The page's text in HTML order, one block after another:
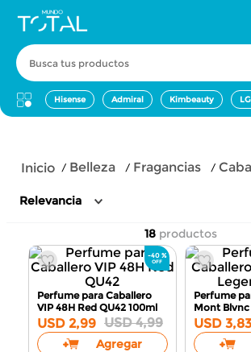
Busca tus productos
Hisense Admiral Kimbeauty LG
belleza fragancias
Relevancia
18 productos
-40 %
Perfume para Caballero
VIP 48H Red QU42 100ml
USD 2,99 USD 4,99
Agregar
Perfume
Mont Blvnc
100ml
USD 3,83